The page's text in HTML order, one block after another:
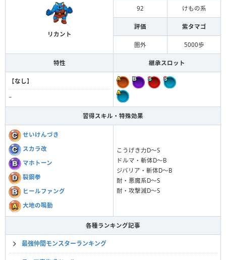
リカント
92 けもの系
評価 紫タマゴ
圏外 5000歩
特性 継承スロット
【なし】
−
習得スキル・特殊効果
せいけんづき
スカラ改
マホトーン
裂鋼拳
ヒールファング
大地の鳴動
こうげき力D〜S
ドルマ・斬体D〜B
ジバリア・斬体D〜B
耐・悪魔系D〜S
耐・攻撃減D〜S
各種ランキング記事
最強仲間モンスターランキング